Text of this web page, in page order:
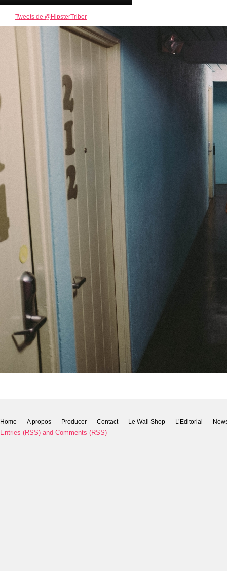
Tweets de @HipsterTriber
Home A propos Producer Contact Le Wall Shop L’Editorial
Entries (RSS) and Comments (RSS)